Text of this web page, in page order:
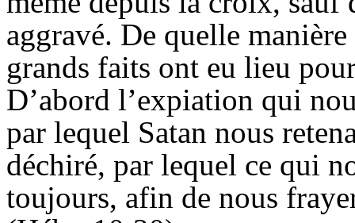
aggravé. De quelle
grands faits ont eu lieu
D’abord l’expiation qui
par lequel Satan nous
déchiré, par lequel ce qui
toujours, afin de nous